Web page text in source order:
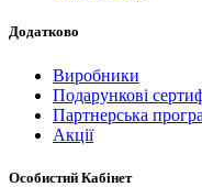
Додатково
Виробники
Подарункові
Партнерська
Акції
Особистий Кабінет